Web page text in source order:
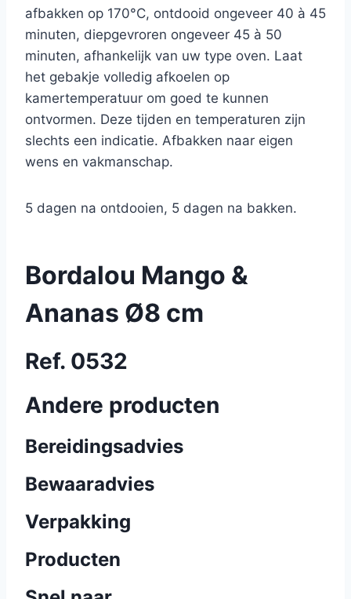
afbakken op 170°C, ontdooid ongeveer 40 à 45
minuten, diepgevroren ongeveer 45 à 50
minuten, afhankelijk van uw type oven. Laat
het gebakje volledig afkoelen op
kamertemperatuur om goed te kunnen
ontvormen. Deze tijden en temperaturen zijn
slechts een indicatie. Afbakken naar eigen
wens en vakmanschap.
5 dagen na ontdooien, 5 dagen na bakken.
Bordalou Mango &
Ananas Ø8 cm
Ref. 0532
Andere producten
Bereidingsadvies
Bewaaradvies
Verpakking
Producten